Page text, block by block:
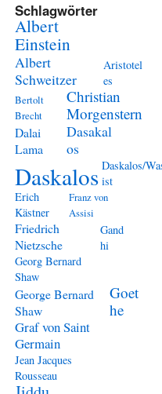
Schlagwörter
Albert
Einstein
Albert
Schweitzer
Aristotel
es
Bertolt
Brecht
Christian
Morgenstern
Dalai
Lama
Dasakal
os
Daskalos Daskalos/
ist
Erich
Kästner
Franz von
Assisi
Friedrich
Nietzsche
Gand
hi
Georg Bernard
Shaw
George Bernard
Shaw
Goet
he
Graf von Saint
Germain
Jean Jacques
Rousseau